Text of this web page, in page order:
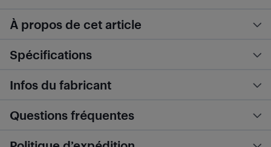
À propos de cet article
Spécifications
Infos du fabricant
Questions fréquentes